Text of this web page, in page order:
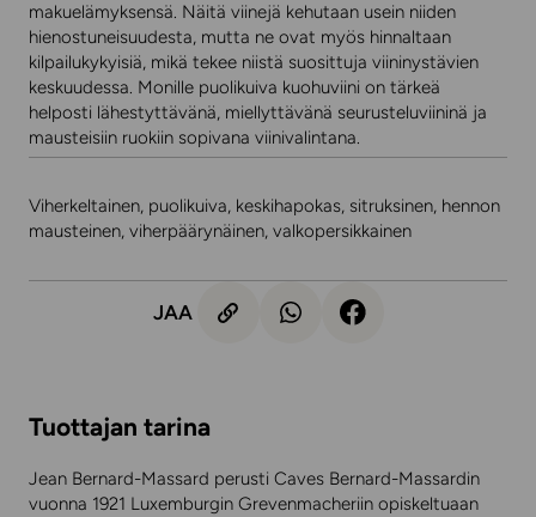
makuelämyksensä. Näitä viinejä kehutaan usein niiden
hienostuneisuudesta, mutta ne ovat myös hinnaltaan
kilpailukykyisiä, mikä tekee niistä suosittuja viininystävien
keskuudessa. Monille puolikuiva kuohuviini on tärkeä
helposti lähestyttävänä, miellyttävänä seurusteluviininä ja
mausteisiin ruokiin sopivana viinivalintana.
Viherkeltainen, puolikuiva, keskihapokas, sitruksinen, hennon
mausteinen, viherpäärynäinen, valkopersikkainen
JAA
Tuottajan tarina
Jean Bernard-Massard perusti Caves Bernard-Massardin
vuonna 1921 Luxemburgin Grevenmacheriin opiskeltuaan